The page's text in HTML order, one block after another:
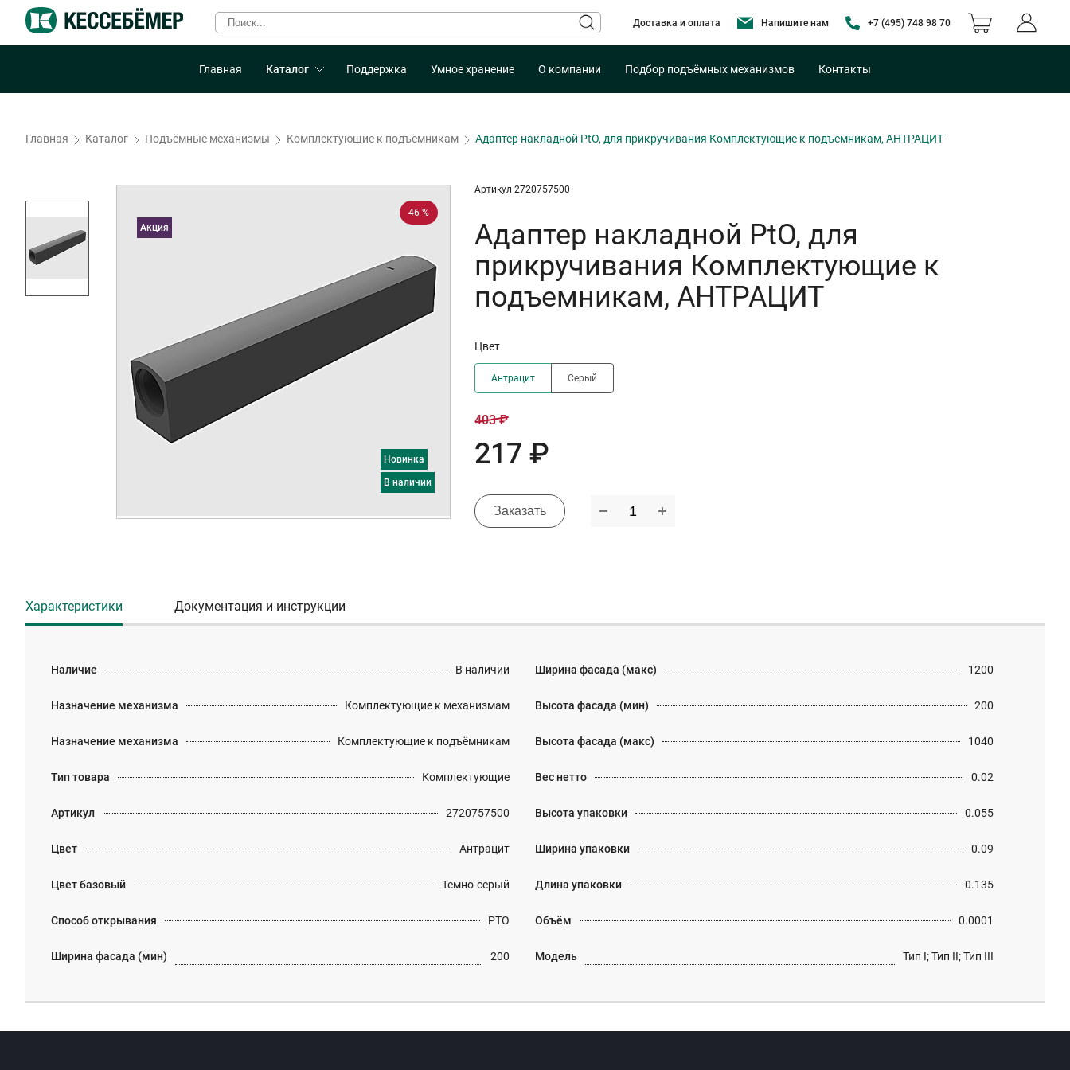
Доставка и оплата Напишите нам +7 (495) 748 98 70
Главная Каталог Поддержка Умное хранение О компании Подбор подъёмных механизмов Контакты
Главная Каталог Подъёмные механизмы Комплектующие к подъёмникам Адаптер накладной PtO, для прикручивания Комплектующие к подъемникам, АНТРАЦИТ
46 %
Новинка
в наличии
Акция
Артикул 2720757500
Адаптер накладной PtO, для
прикручивания Комплектующие к
подъемникам, АНТРАЦИТ
Цвет
Антрацит Серый
403 ₽
217 ₽
Заказать
Характеристики Документация и инструкции
Наличие В наличии
Назначение механизма Комплектующие к механизмам
Назначение механизма Комплектующие к подъёмникам
Тип товара Комплектующие
Артикул 2720757500
Цвет Антрацит
Цвет базовый Темно-серый
Способ открывания PTO
Ширина фасада (мин) 200
Ширина фасада (макс) 1200
Высота фасада (мин) 200
Высота фасада (макс) 1040
Вес нетто 0.02
Высота упаковки 0.055
Ширина упаковки 0.09
Длина упаковки 0.135
Объём 0.0001
Модель Тип I; Тип II; Тип III